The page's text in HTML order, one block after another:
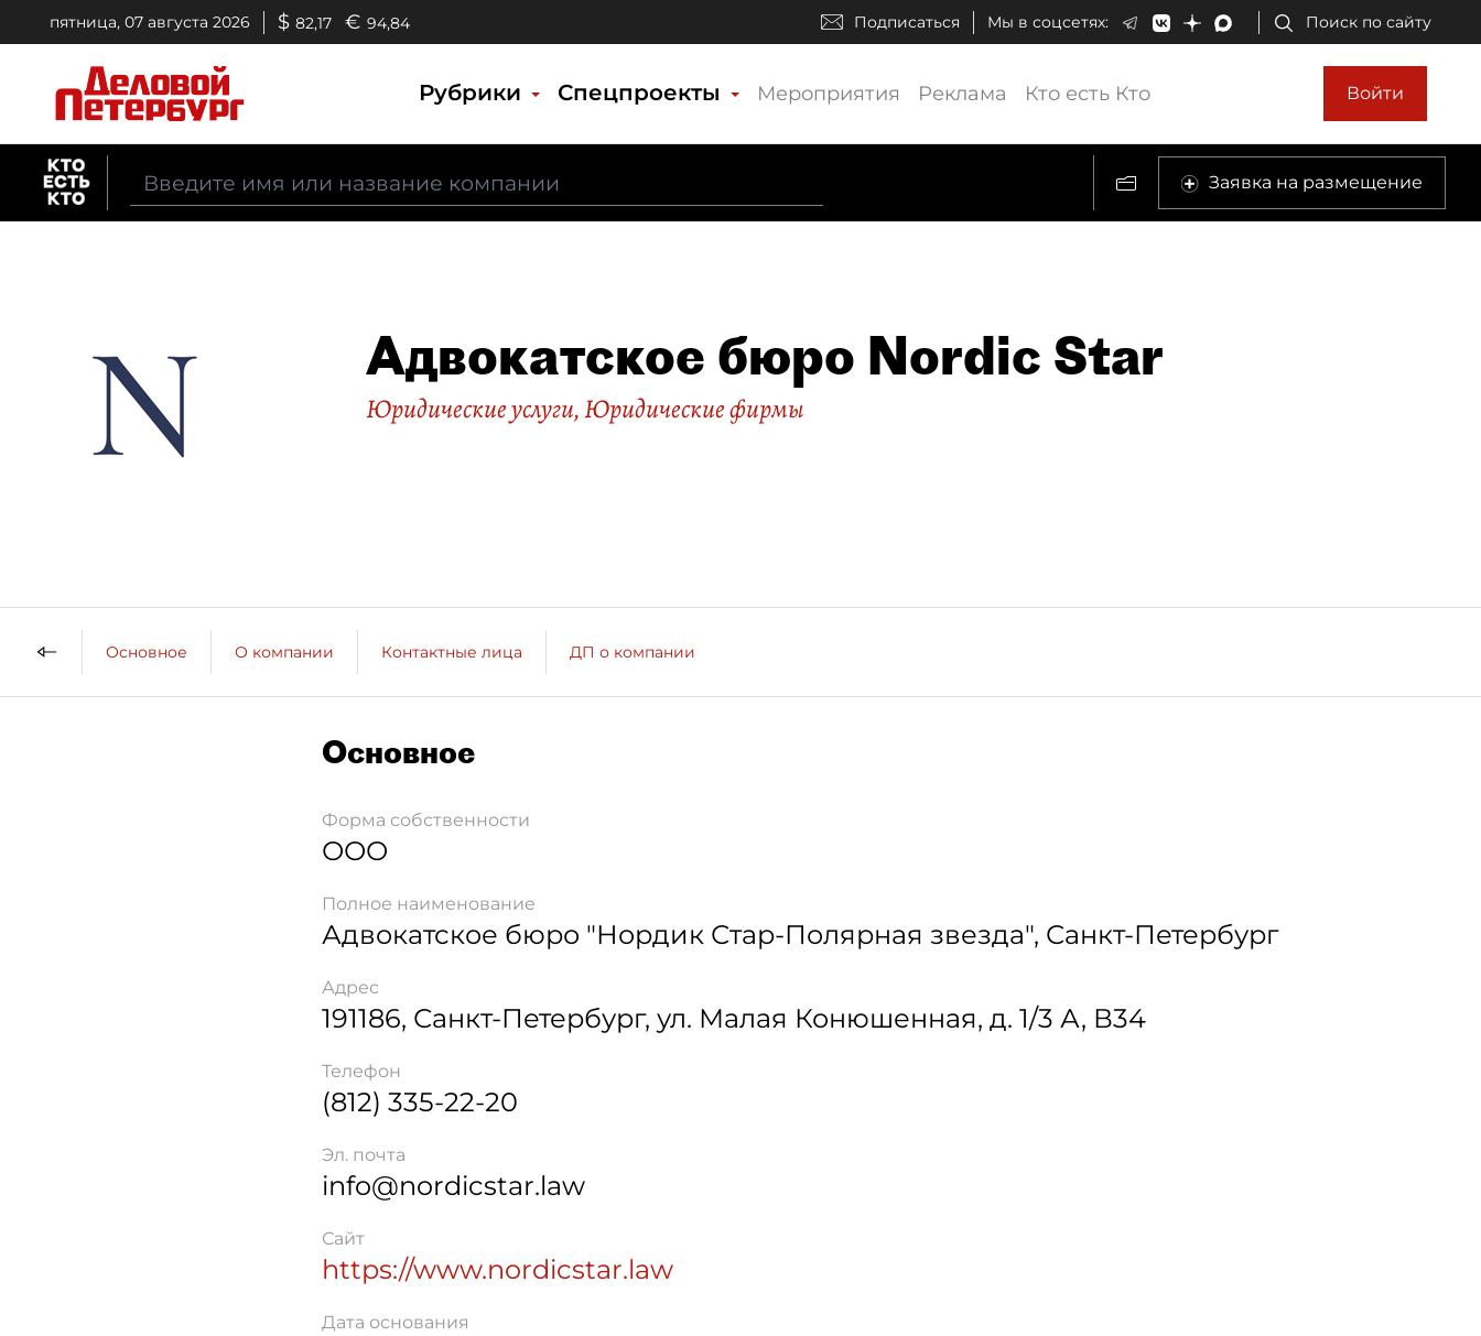
пятница, 07 августа 2026 $ 82,17 € 94,84 Подписаться Мы в соцсетях: Поиск по сайту
Рубрики Спецпроекты Мероприятия Реклама Кто есть Кто Войти
Заявка на размещение
Адвокатское бюро Nordic Star
Юридические услуги,Юридические фирмы
Основное О компании Контактные лица ДП о компании
Основное
Форма собственности
ООО
Полное наименование
Адвокатское бюро "Нордик Стар-Полярная звезда", Санкт-Петербург
Адрес
191186, Санкт-Петербург, ул. Малая Конюшенная, д. 1/3 А, В34
Телефон
(812) 335-22-20
Эл. почта
info@nordicstar.law
Сайт
https://www.nordicstar.law
Дата основания